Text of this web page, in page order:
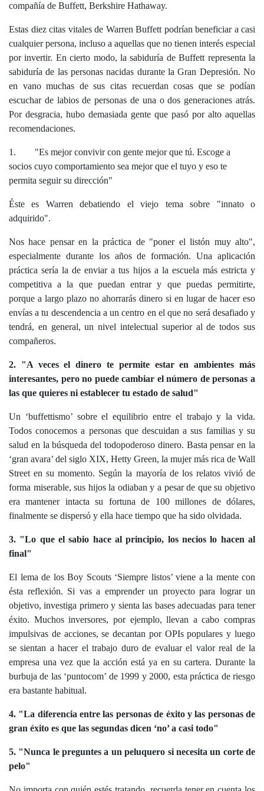
compañía de Buffett, Berkshire Hathaway.
Estas diez citas vitales de Warren Buffett podrían beneficiar a casi
cualquier persona, incluso a aquellas que no tienen interés especial
por invertir. En cierto modo, la sabiduría de Buffett representa la
sabiduría de las personas nacidas durante la Gran Depresión. No
en vano muchas de sus citas recuerdan cosas que se podían
escuchar de labios de personas de una o dos generaciones atrás.
Por desgracia, hubo demasiada gente que pasó por alto aquellas
recomendaciones.
1. "Es mejor convivir con gente mejor que tú. Escoge a
socios cuyo comportamiento sea mejor que el tuyo y eso te
permita seguir su dirección"
Éste es Warren debatiendo el viejo tema sobre "innato o
adquirido".
Nos hace pensar en la práctica de "poner el listón muy alto",
especialmente durante los años de formación. Una aplicación
práctica sería la de enviar a tus hijos a la escuela más estricta y
competitiva a la que puedan entrar y que puedas permitirte,
porque a largo plazo no ahorrarás dinero si en lugar de hacer eso
envías a tu descendencia a un centro en el que no será desafiado y
tendrá, en general, un nivel intelectual superior al de todos sus
compañeros.
2. "A veces el dinero te permite estar en ambientes más
interesantes, pero no puede cambiar el número de personas a
las que quieres ni establecer tu estado de salud"
Un ‘buffettismo’ sobre el equilibrio entre el trabajo y la vida.
Todos conocemos a personas que descuidan a sus familias y su
salud en la búsqueda del todopoderoso dinero. Basta pensar en la
‘gran avara’ del siglo XIX, Hetty Green, la mujer más rica de Wall
Street en su momento. Según la mayoría de los relatos vivió de
forma miserable, sus hijos la odiaban y a pesar de que su objetivo
era mantener intacta su fortuna de 100 millones de dólares,
finalmente se dispersó y ella hace tiempo que ha sido olvidada.
3. "Lo que el sabio hace al principio, los necios lo hacen al
final"
El lema de los Boy Scouts ‘Siempre listos’ viene a la mente con
ésta reflexión. Si vas a emprender un proyecto para lograr un
objetivo, investiga primero y sienta las bases adecuadas para tener
éxito. Muchos inversores, por ejemplo, llevan a cabo compras
impulsivas de acciones, se decantan por OPIs populares y luego
se sientan a hacer el trabajo duro de evaluar el valor real de la
empresa una vez que la acción está ya en su cartera. Durante la
burbuja de las ‘puntocom’ de 1999 y 2000, esta práctica de riesgo
era bastante habitual.
4. "La diferencia entre las personas de éxito y las personas de
gran éxito es que las segundas dicen ‘no’ a casi todo"
5. "Nunca le preguntes a un peluquero si necesita un corte de
pelo"